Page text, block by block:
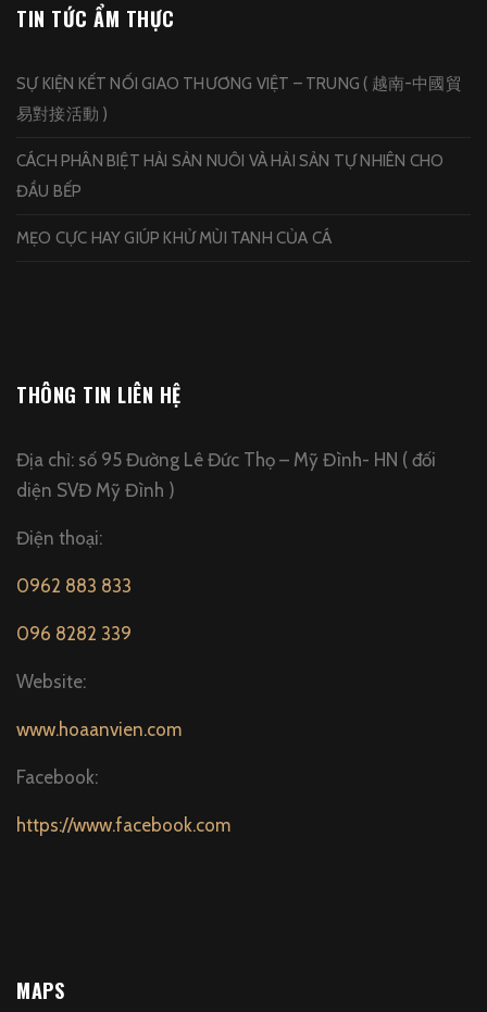
TIN TỨC ẨM THỰC
SỰ KIỆN KẾT NỐI GIAO THƯƠNG VIỆT – TRUNG ( 越南-中國貿
易對接活動 )
CÁCH PHÂN BIỆT HẢI SẢN NUÔI VÀ HẢI SẢN TỰ NHIÊN CHO
ĐẦU BẾP
MẸO CỰC HAY GIÚP KHỬ MÙI TANH CỦA CÁ
THÔNG TIN LIÊN HỆ
Địa chỉ: số 95 Đường Lê Đức Thọ – Mỹ Đình- HN ( đối
diện SVĐ Mỹ Đình )
Điện thoại:
0962 883 833
096 8282 339
Website:
www.hoaanvien.com
Facebook:
https://www.facebook.com
MAPS